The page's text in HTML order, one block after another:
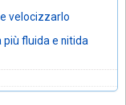
velocizzarlo
più fluida e nitida